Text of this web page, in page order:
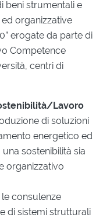
beni strumentali e
organizzative
erogate da parte di
Competence
centri di
Lavoro
di soluzioni
energetico ed
sostenibilità sia
organizzativo
consulenze
di sistemi strutturali